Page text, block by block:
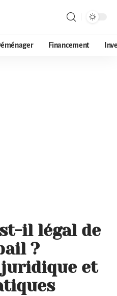
Financement
il légal de
?
juridique et